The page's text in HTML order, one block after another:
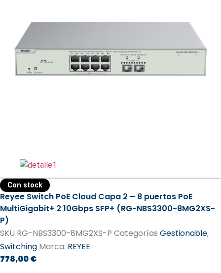
Con stock
Reyee Switch PoE Cloud Capa 2 – 8 puertos PoE
MultiGigabit+ 2 10Gbps SFP+ (RG-NBS3300-8MG2XS-
P)
SKU RG-NBS3300-8MG2XS-P Categorías Gestionable,
Switching Marca: REYEE
778,00€